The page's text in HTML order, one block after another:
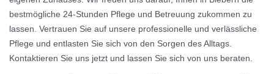
bestmögliche 24-Stunden Pflege und Betreuung zukommen zu
lassen. Vertrauen Sie auf unsere professionelle und verlässliche
Pflege und entlasten Sie sich von den Sorgen des Alltags.
Kontaktieren Sie uns jetzt und lassen Sie sich von uns beraten.